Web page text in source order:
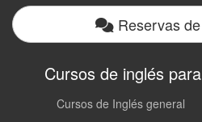
Reservas
Cursos de inglés
Cursos de Inglés general